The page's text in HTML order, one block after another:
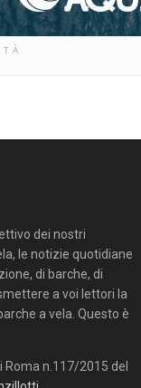
dei nostri
le notizie quotidiane
di barche, di
a voi lettori la
a vela. Questo è
n.117/2015 del